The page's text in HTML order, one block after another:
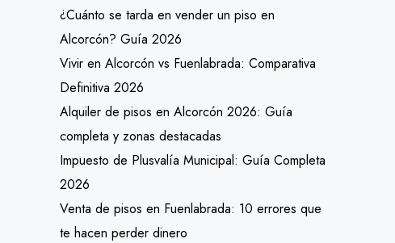
¿Cuánto se tarda en vender un piso en
Alcorcón? Guía 2026
Vivir en Alcorcón vs Fuenlabrada: Comparativa
Definitiva 2026
Alquiler de pisos en Alcorcón 2026: Guía
completa y zonas destacadas
Impuesto de Plusvalía Municipal: Guía Completa
2026
Venta de pisos en Fuenlabrada: 10 errores que
te hacen perder dinero